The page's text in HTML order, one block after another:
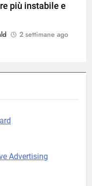
più instabile e
2 settimane ago
Advertising